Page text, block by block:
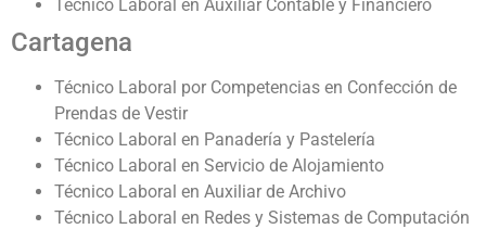
Técnico Laboral en Auxiliar Contable y Financiero
Cartagena
Técnico Laboral por Competencias en Confección de
Prendas de Vestir
Técnico Laboral en Panadería y Pastelería
Técnico Laboral en Servicio de Alojamiento
Técnico Laboral en Auxiliar de Archivo
Técnico Laboral en Redes y Sistemas de Computación